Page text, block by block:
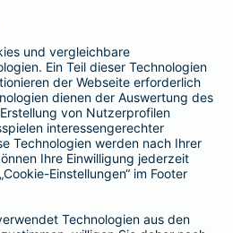
der BarmeniaGothaer
SEITEN